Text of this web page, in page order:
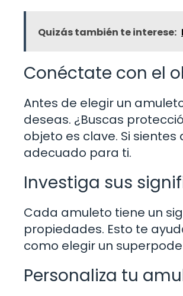
Quizás también te interese:
Conéctate con el
Antes de elegir un
deseas. ¿Buscas
objeto es clave. Si
adecuado para ti.
Investiga sus
Cada amuleto tiene un
propiedades. Esto te
como elegir un
Personaliza tu